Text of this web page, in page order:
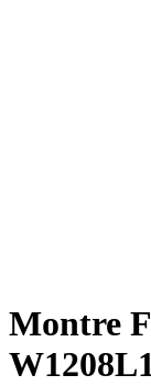
Montre